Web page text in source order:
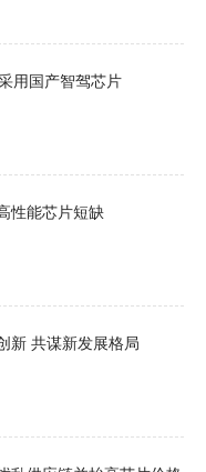
热潮正在重塑传统
年。
年全球半导体行业
，达到1.51万亿美
用国产智驾芯片
性能芯片短缺
新 共谋新发展格局